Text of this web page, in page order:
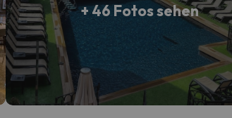
+ 46 Fotos sehen